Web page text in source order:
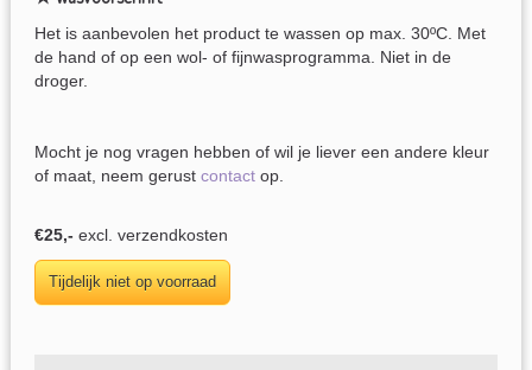
Het is aanbevolen het product te wassen op max. 30ºC. Met
de hand of op een wol- of fijnwasprogramma. Niet in de
droger.
Mocht je nog vragen hebben of wil je liever een andere kleur
of maat, neem gerust contactop.
€25,- excl. verzendkosten